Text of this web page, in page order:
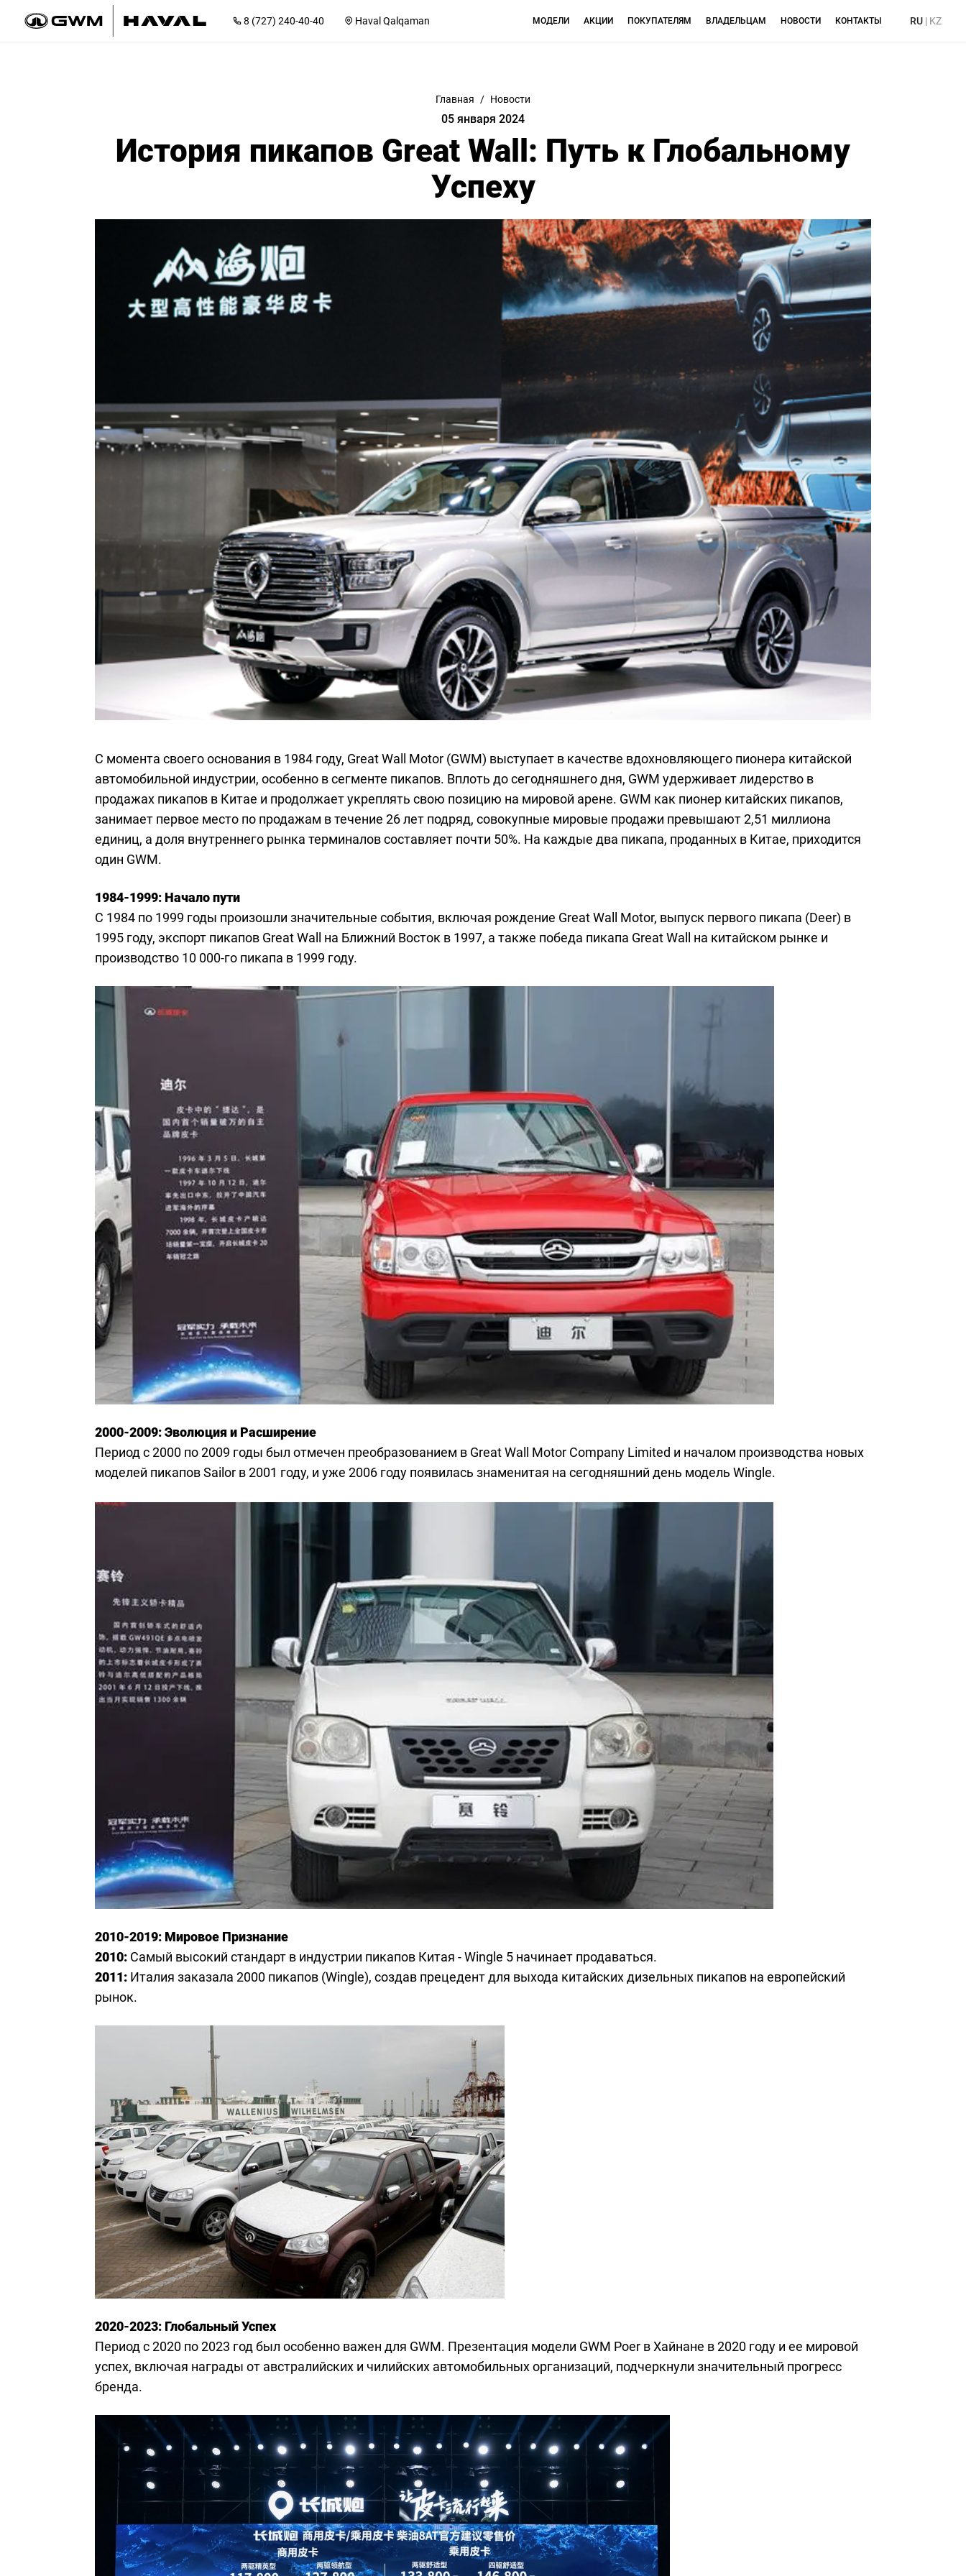
8 (727) 240-40-40 Haval Qalqaman МОДЕЛИ АКЦИИ ПОКУПАТЕЛЯМ ВЛАДЕЛЬЦАМ НОВОСТИ КОНТАКТЫ RU | KZ
Главная / Новости
05 января 2024
История пикапов Great Wall: Путь к Глобальному
Успеху
С момента своего основания в 1984 году, Great Wall Motor (GWM) выступает в качестве вдохновляющего пионера китайской
автомобильной индустрии, особенно в сегменте пикапов. Вплоть до сегодняшнего дня, GWM удерживает лидерство в
продажах пикапов в Китае и продолжает укреплять свою позицию на мировой арене. GWM как пионер китайских пикапов,
занимает первое место по продажам в течение 26 лет подряд, совокупные мировые продажи превышают 2,51 миллиона
единиц, а доля внутреннего рынка терминалов составляет почти 50%. На каждые два пикапа, проданных в Китае, приходится
один GWM.
1984-1999: Начало пути
С 1984 по 1999 годы произошли значительные события, включая рождение Great Wall Motor, выпуск первого пикапа (Deer) в
1995 году, экспорт пикапов Great Wall на Ближний Восток в 1997, а также победа пикапа Great Wall на китайском рынке и
производство 10 000-го пикапа в 1999 году.
2000-2009: Эволюция и Расширение
Период с 2000 по 2009 годы был отмечен преобразованием в Great Wall Motor Company Limited и началом производства новых
моделей пикапов Sailor в 2001 году, и уже 2006 году появилась знаменитая на сегодняшний день модель Wingle.
2010-2019: Мировое Признание
2010: Самый высокий стандарт в индустрии пикапов Китая - Wingle 5 начинает продаваться.
2011: Италия заказала 2000 пикапов (Wingle), создав прецедент для выхода китайских дизельных пикапов на европейский
рынок.
2020-2023: Глобальный Успех
Период с 2020 по 2023 год был особенно важен для GWM. Презентация модели GWM Poer в Хайнане в 2020 году и ее мировой
успех, включая награды от австралийских и чилийских автомобильных организаций, подчеркнули значительный прогресс
бренда.